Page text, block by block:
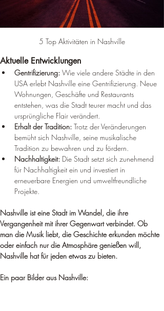
5 Top Aktivitäten in Nashville
Aktuelle Entwicklungen
Gentrifizierung: Wie viele andere Städte in den
USA erlebt Nashville eine Gentrifizierung. Neue
Wohnungen, Geschäfte und Restaurants
entstehen, was die Stadt teurer macht und das
ursprüngliche Flair verändert.
Erhalt der Tradition: Trotz der Veränderungen
bemüht sich Nashville, seine musikalische
Tradition zu bewahren und zu fördern.
Nachhaltigkeit: Die Stadt setzt sich zunehmend
für Nachhaltigkeit ein und investiert in
erneuerbare Energien und umweltfreundliche
Projekte.
Nashville ist eine Stadt im Wandel, die ihre
Vergangenheit mit ihrer Gegenwart verbindet. Ob
man die Musik liebt, die Geschichte erkunden möchte
oder einfach nur die Atmosphäre genießen will,
Nashville hat für jeden etwas zu bieten.
Ein paar Bilder aus Nashville: